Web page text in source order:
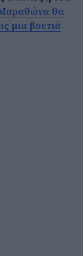
Μαραθώνα θα
μια βουτιά